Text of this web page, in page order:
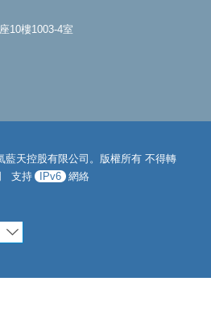
10樓1003-4室
藍天控股有限公司。版權所有 不得轉
支持 IPv6 網絡